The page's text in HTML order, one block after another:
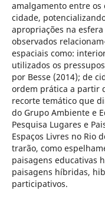
amalgamento entre os
cidade,
apropriações na
observados
espaciais como:
utilizados os
por Besse (2014); de
ordem prática a partir
recorte temático que
do Grupo Ambiente e
Pesquisa Lugares e
Espaços Livres no Rio
trarão, como
paisagens educativas
paisagens híbridas,
participativos.